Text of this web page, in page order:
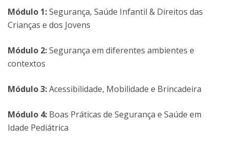
Módulo 1:Segurança, Saúde Infantil & Direitos das
Crianças e dos Jovens
Módulo 2:Segurança em diferentes ambientes e
contextos
Módulo 3:Acessibilidade, Mobilidade e Brincadeira
Módulo 4: Boas Práticas de Segurança e Saúde em
Idade Pediátrica